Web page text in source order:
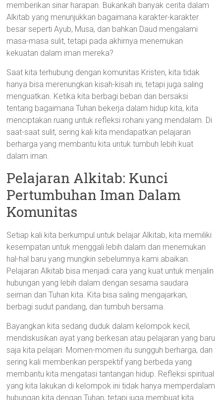
memberikan sinar harapan. Bukankah banyak cerita dalam
Alkitab yang menunjukkan bagaimana karakter-karakter
besar seperti Ayub, Musa, dan bahkan Daud mengalami
masa-masa sulit, tetapi pada akhirnya menemukan
kekuatan dalam iman mereka?
Saat kita terhubung dengan komunitas Kristen, kita tidak
hanya bisa merenungkan kisah-kisah ini, tetapi juga saling
menguatkan. Ketika kita berbagi beban dan bersaksi
tentang bagaimana Tuhan bekerja dalam hidup kita, kita
menciptakan ruang untuk refleksi rohani yang mendalam. Di
saat-saat sulit, sering kali kita mendapatkan pelajaran
berharga yang membantu kita untuk tumbuh lebih kuat
dalam iman.
Pelajaran Alkitab: Kunci
Pertumbuhan Iman Dalam
Komunitas
Setiap kali kita berkumpul untuk belajar Alkitab, kita memiliki
kesempatan untuk menggali lebih dalam dan menemukan
hal-hal baru yang mungkin sebelumnya kami abaikan.
Pelajaran Alkitab bisa menjadi cara yang kuat untuk menjalin
hubungan yang lebih dalam dengan sesama saudara
seiman dan Tuhan kita. Kita bisa saling mengajarkan,
berbagi sudut pandang, dan tumbuh bersama.
Bayangkan kita sedang duduk dalam kelompok kecil,
mendiskusikan ayat yang berkesan atau pelajaran yang baru
saja kita pelajari. Momen-momen itu sungguh berharga, dan
sering kali memberikan perspektif yang berbeda yang
membantu kita mengatasi tantangan hidup. Refleksi spiritual
yang kita lakukan di kelompok ini tidak hanya memperdalam
hubungan kita dengan Tuhan, tetapi juga membuat kita